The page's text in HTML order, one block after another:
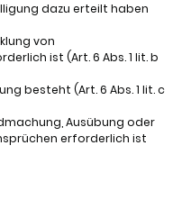
dazu erteilt haben
von
ist (Art. 6 Abs. 1 lit. b
besteht (Art. 6 Abs. 1 lit. c
Ausübung oder
erforderlich ist